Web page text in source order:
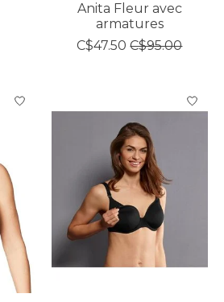
Anita Fleur avec
armatures
C$47.50 C$95.00